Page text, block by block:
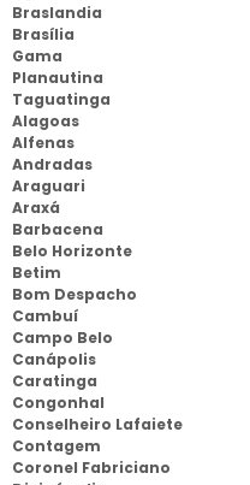
Braslandia
Brasília
Gama
Planautina
Taguatinga
Alagoas
Alfenas
Andradas
Araguari
Araxá
Barbacena
Belo Horizonte
Betim
Bom Despacho
Cambuí
Campo Belo
Canápolis
Caratinga
Congonhal
Conselheiro Lafaiete
Contagem
Coronel Fabriciano